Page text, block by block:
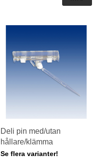
Deli pin med/utan
hållare/klämma
Se flera varianter!